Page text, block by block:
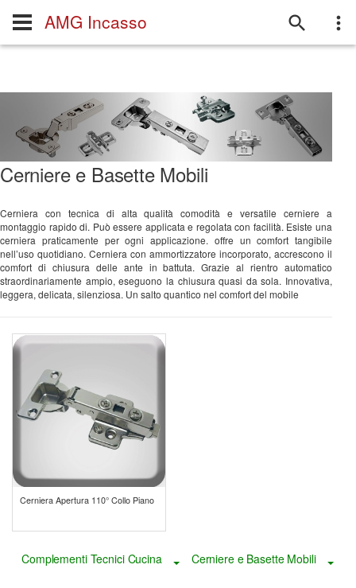
AMG Incasso
Cerniere e Basette Mobili
Cerniera con tecnica di alta qualità comodità e versatile cerniere a
montaggio rapido di. Può essere applicata e regolata con facilità. Esiste una
cerniera praticamente per ogni applicazione. offre un comfort tangibile
nell’uso quotidiano. Cerniera con ammortizzatore incorporato, accrescono il
comfort di chiusura delle ante in battuta. Grazie al rientro automatico
straordinariamente ampio, eseguono la chiusura quasi da sola. Innovativa,
leggera, delicata, silenziosa. Un salto quantico nel comfort del mobile
Cerniera Apertura 110° Collo Piano
Complementi Tecnici Cucina Toggle Dropdown
Cerniere e Basette Mobili